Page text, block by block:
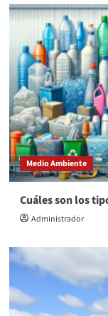
Medio Ambiente
Cuáles son los
Administrador